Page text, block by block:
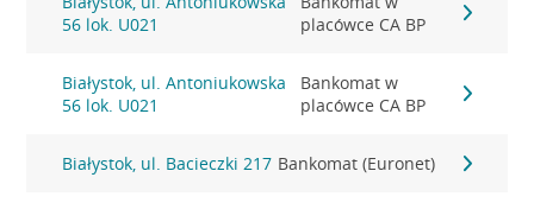
56 lok. U021
placówce CA BP
Białystok, ul. Antoniukowska
56 lok. U021
Bankomat w
placówce CA BP
Białystok, ul. Bacieczki 217 Bankomat (Euronet)